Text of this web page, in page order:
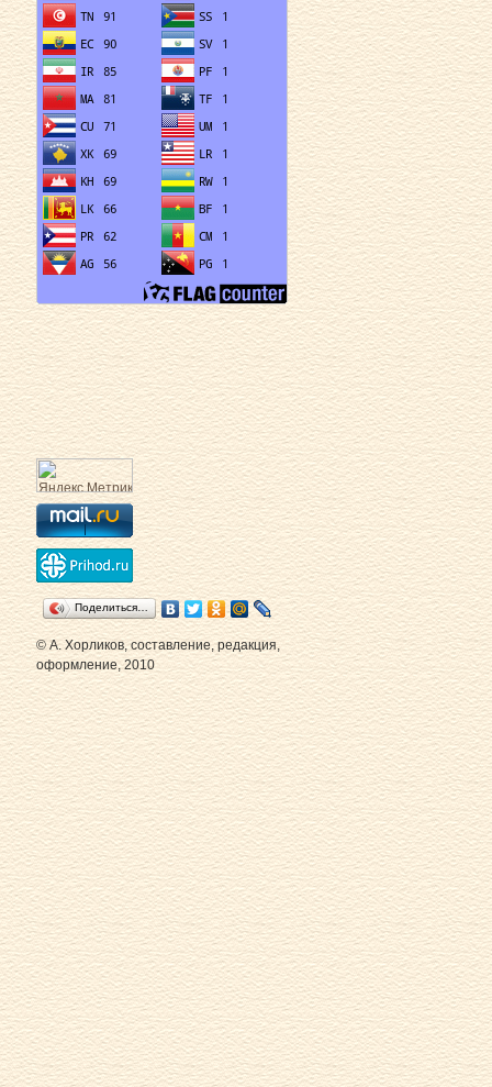
Поделиться…
© А. Хорликов, составление, редакция,
оформление, 2010